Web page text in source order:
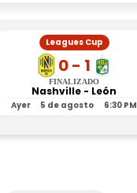
Leagues Cup
0 - 1
FINALIZADO
Nashville - León
Ayer 5 de agosto 6:30 PM